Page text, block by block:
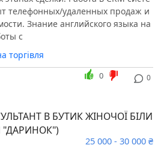
телефонных/удаленных продаж и
Знание английского языка на
с
торгівля
0
0
В БУТИК ЖІНОЧОЇ БІЛИ
25 000 - 30 000 ₴